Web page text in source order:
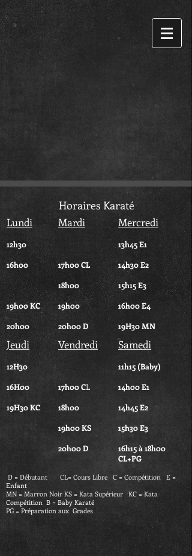
Horaires Karaté
Lundi
12h30
16h00
19h00 KC
20h00
Jeudi
12H30
16H00
19H30 KC
Mardi
17h00 CL
18h00
19h00
20h00 D
Mercredi
13h45 E1
14h30 E2
15h15 E3
16h00 E4
19H30 MN
Vendredi
17h00 CL
18h00
19h00 KS
20h00 D
Samedi
11h15 (Baby)
14h00 E1
14h45 E2
15h30 E3
16h15 à 18h00
CL+PG
D = Débutant CL= Cours Libre C = Compétition E =
Enfant
MN = Marron Noir KS = Kata Supérieur KC = Kata
Compétition B = Baby Karaté
PG = Préparation aux Grades